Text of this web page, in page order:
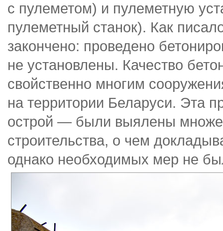
с пулеметом) и пулеметную
пулеметный станок). Как
закончено: проведено
не установлены. Качество
свойственно многим
на территории Беларуси. Эта
острой — были выялены
строительства, о чем
однако необходимых мер не